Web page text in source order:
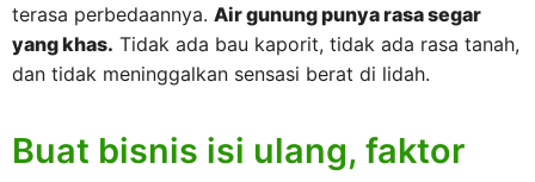
terasa perbedaannya. Air gunung punya rasa segar
yang khas. Tidak ada bau kaporit, tidak ada rasa tanah,
dan tidak meninggalkan sensasi berat di lidah.
Buat bisnis isi ulang, faktor